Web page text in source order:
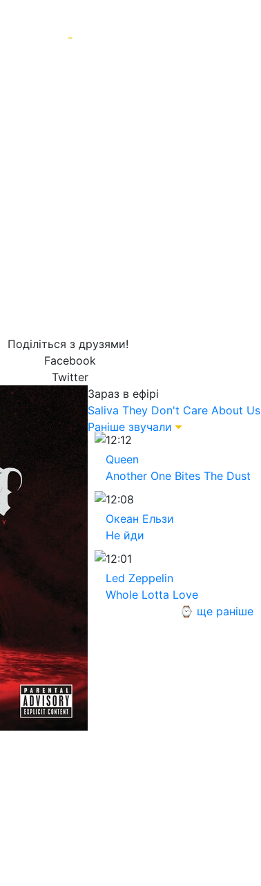
-
Поділіться з друзями!
Facebook
Twitter
Зараз в ефірі
Saliva They Don't Care About Us
Раніше звучали
12:12
Queen
Another One Bites The Dust
12:08
Океан Ельзи
Не йди
12:01
Led Zeppelin
Whole Lotta Love
⌚ ще раніше